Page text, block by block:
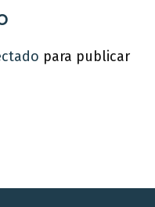
para publicar